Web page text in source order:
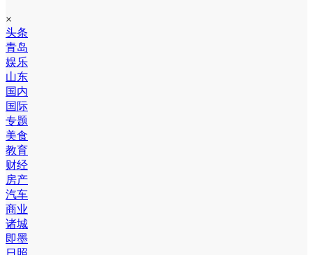
×
头条
青岛
娱乐
山东
国内
国际
专题
美食
教育
财经
房产
汽车
商业
诸城
即墨